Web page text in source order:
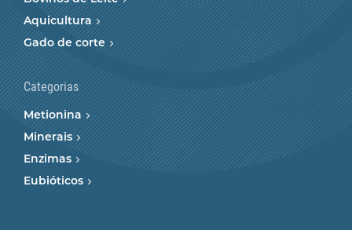
Aquicultura
Gado de corte
Categorias
Metionina
Minerais
Enzimas
Eubióticos